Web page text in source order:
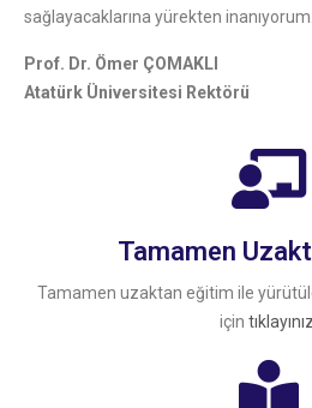
sağlayacaklarına yürekten inanıyorum.
Prof. Dr. Ömer ÇOMAKLI
Atatürk Üniversitesi Rektörü
Tamamen
Tamamen uzaktan eğitim ile
için